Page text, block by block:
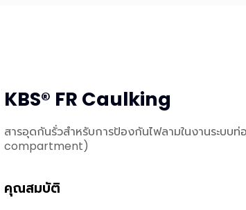
KBS® FR Caulking
สารอุดกันรั่วสำหรับการป้องกันไฟลามในงานระบบท่อ
compartment)
คุณสมบัติ